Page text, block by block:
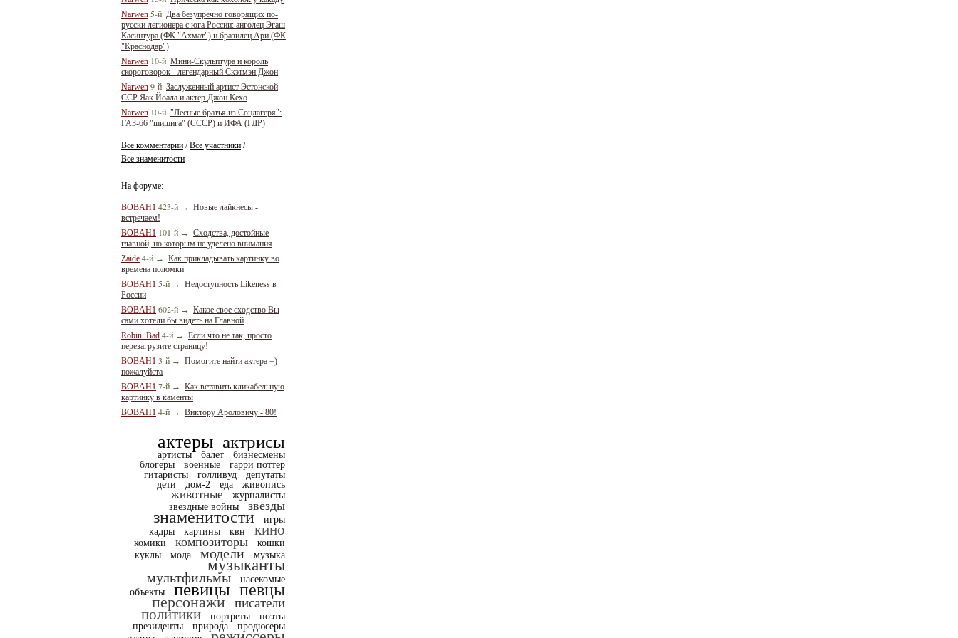
Narwen 5-й Два безупречно говорящих по-
русски легионера с юга России: анголец Эгаш
Касинтура (ФК "Ахмат") и бразилец Ари (ФК
"Краснодар")
Narwen 10-й Мини-Скульптура и король
скороговорок - легендарный Скэтмэн Джон
Narwen 9-й Заслуженный артист Эстонской
ССР Яак Йоала и актёр Джон Кехо
Narwen 10-й "Лесные братья из Соцлагеря":
ГАЗ-66 "шишига" (СССР) и ИФА (ГДР)
Все комментарии /Все участники /
Все знаменитости
На форуме:
BOBAH1 423-й → Новые лайкнесы -
встречаем!
BOBAH1 101-й → Сходства, достойные
главной, но которым не уделено внимания
Zaide 4-й → Как прикладывать картинку во
времена поломки
BOBAH1 5-й → Недоступность Likeness в
России
BOBAH1 602-й → Какое свое сходство Вы
сами хотели бы видеть на Главной
Robin_Bad 4-й → Если что не так, просто
перезагрузите страницу!
BOBAH1 3-й → Помогите найти актера =)
пожалуйста
BOBAH1 7-й → Как вставить кликабельную
картинку в каменты
BOBAH1 4-й → Виктору Ароловичу - 80!
актеры актрисы
артисты балет
бизнесмены
блогеры
военные
гарри поттер
гитаристы
голливуд
депутаты
дети
дом-2 еда живопись
животные
журналисты
звездные войны
звезды
знаменитости
игры
кадры
картины квн кино
комики композиторы
кошки
куклы
мода модели музыка
музыканты
мультфильмы
насекомые
объекты
певицы певцы
персонажи писатели
политики портреты
поэты
президенты
природа
продюсеры